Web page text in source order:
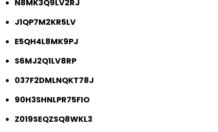
N8MK3Q9LV2RJ
J1QP7M2KR5LV
E5QH4L8MK9PJ
S6MJ2Q1LV8RP
037F2DMLNQKT78J
90H3SHNLPR75FIO
Z019SEQZSQ8WKL3